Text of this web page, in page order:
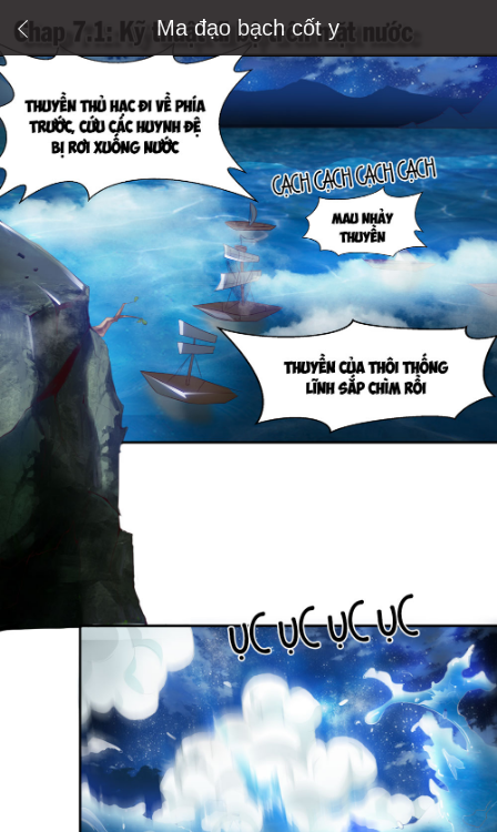
Ma đạo bạch cốt y